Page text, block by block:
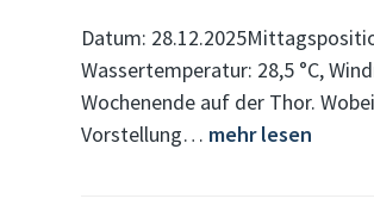
Datum:
Wassertemperatur: 28,5 °C,
Wochenende auf der Thor.
Vorstellung… mehr lesen